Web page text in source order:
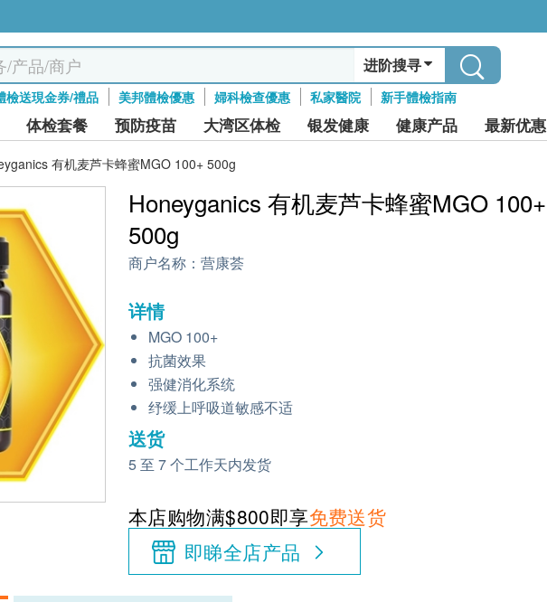
进阶搜寻
檢送現金券/禮品 美邦體檢優惠 婦科檢查優惠 私家醫院 新手體檢指南
体检套餐 预防疫苗 大湾区体检 银发健康 健康产品 最新优惠
有机麦芦卡蜂蜜MGO 100+ 500g
Honeyganics 有机麦芦卡蜂蜜MGO 100+
500g
商户名称： 营康荟
详情
MGO 100+
抗菌效果
强健消化系统
纾缓上呼吸道敏感不适
送货
5 至 7 个工作天内发货
本店购物满$800即享免费送货
即睇全店产品